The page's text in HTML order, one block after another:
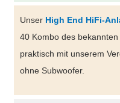
Unser High End HiFi-
40 Kombo des
praktisch mit unserem
ohne Subwoofer.